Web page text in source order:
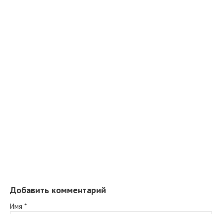
Добавить комментарий
Имя *